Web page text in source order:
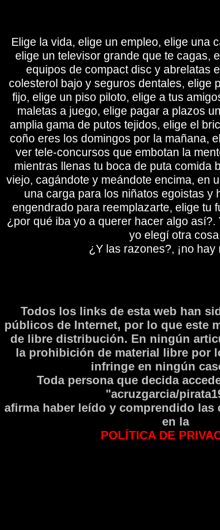
Elige la vida, elige un empleo, elige una
elige un televisor grande que te cagas,
equipos de compact disc y abrelatas
colesterol bajo y seguros dentales, elige
fijo, elige un piso piloto, elige a tus
maletas a juego, elige pagar a plazos
amplia gama de putos tejidos, elige el
coño eres los domingos por la mañana,
ver tele-concursos que embotan la
mientras llenas tu boca de puta comida
viejo, cagándote y meándote encima, en
una carga para los niñatos egoistas y
engendrado para reemplazarte, elige tu
¿por qué iba yo a querer hacer algo así?.
yo elegí otra
¿Y las razones?, ¡no hay
Todos los links de esta web han
públicos de Internet, por lo que este
de libre distribución. En ningún
la prohibición de material libre por
infringe en ningún
Toda persona que decida
"acruzgarcia/
afirma haber leí­do y comprendido las
en la
POLÍTICA DE